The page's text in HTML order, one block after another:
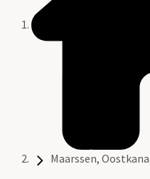
Maarssen,